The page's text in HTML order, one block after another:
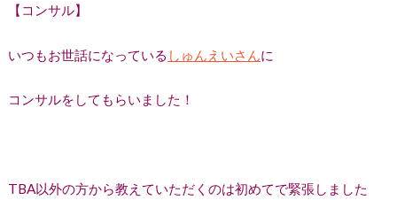
【コンサル】
いつもお世話になっている しゅんえいさん に
コンサルをしてもらいました！
TBA以外の方から教えていただくのは初めてで緊張しました